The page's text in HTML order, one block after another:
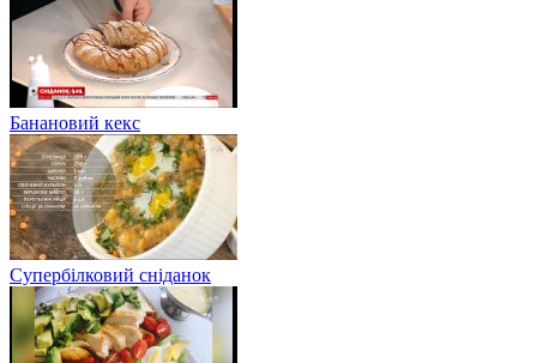
Банановий кекс
Супербілковий сніданок